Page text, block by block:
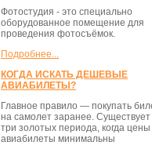
Фотостудия - это специально
оборудованное помещение для
проведения фотосъёмок.
Подробнее...
КОГДА ИСКАТЬ ДЕШЕВЫЕ
АВИАБИЛЕТЫ?
Главное правило — покупать
на самолет заранее. Существует
три золотых периода, когда
авиабилеты минимальны